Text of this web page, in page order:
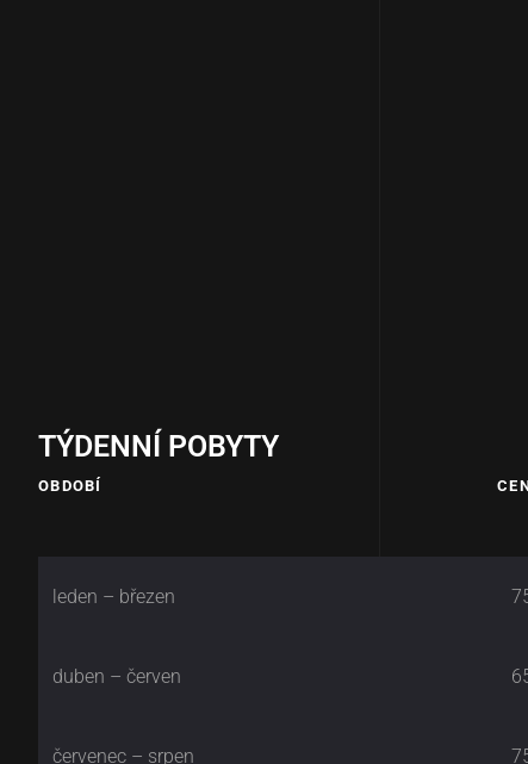
TÝDENNÍ POBYTY
OBDOBÍ
leden – březen
duben – červen
červenec – srpen